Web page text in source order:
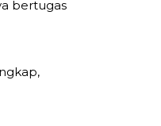
bertugas